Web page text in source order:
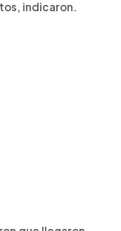
indicaron.